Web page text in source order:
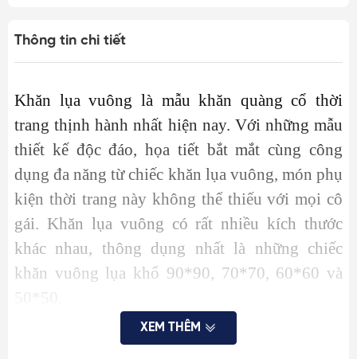
Thông tin chi tiết
Khăn lụa vuông là mẫu khăn quàng cổ thời
trang thịnh hành nhất hiện nay. Với những mẫu
thiết kế độc đáo, họa tiết bắt mắt cùng công
dụng đa năng từ chiếc khăn lụa vuông, món phụ
kiện thời trang này không thể thiếu với mọi cô
gái. Khăn lụa vuông có rất nhiều kích thước
khác nhau, thông dụng nhất là những chiếc
khăn vuông lụa khổ 90*90, 70*70, 60*60 và
Khăn vuông 70*70 cm của HimHip với chất
XEM THÊM